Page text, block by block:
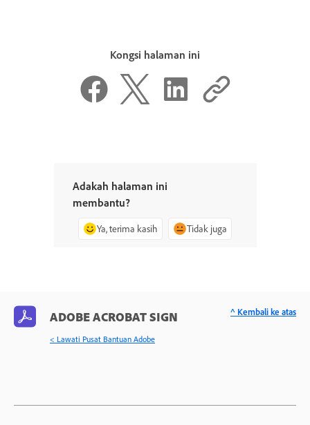
Kongsi halaman ini
Adakah halaman ini
membantu?
Ya, terima kasih Tidak juga
ADOBE ACROBAT SIGN
< Lawati Pusat Bantuan Adobe
^ Kembali ke atas